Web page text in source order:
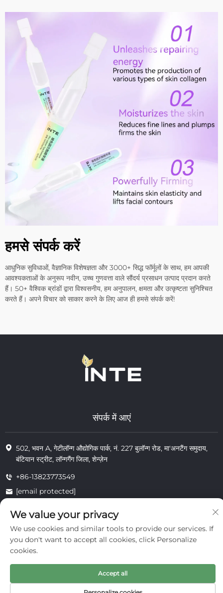
हमसे संपर्क करें
आधुनिक सुविधाओं, वैज्ञानिक विशेषज्ञता और 3000+ सिद्ध फॉर्मूलों के साथ, हम आपकी
आवश्यकताओं के अनुरूप नवीन, उच्च गुणवत्ता वाले सौंदर्य प्रसाधन उत्पाद प्रदान करते
हैं। 50+ वैश्विक ब्रांडों द्वारा विश्वसनीय, हम अनुपालन, क्षमता और उत्कृष्टता सुनिश्चित
करते हैं। अपने विचार को साकार करने के लिए आज ही हमसे संपर्क करें!
संपर्क में आएं
502, भवन A, गेटीलॉन्ग औद्योगिक पार्क, नं. 227 बुलॉन्ग रोड, मा'अनटैंग समुदाय,
बंटियान स्ट्रीट, लॉन्गगैंग जिला, शेन्ज़ेन
+86-13823773549
[email protected]
© 2025 इंटे कॉस्मेटिक्स (शेन्ज़ेन) कंपनी लिमिटेड के सभी अधिकार सुरक्षित
निजता
We value your privacy
We use cookies and similar tools to provide our services. If
you don't want to accept all cookies, click Personalize
cookies.
Accept all